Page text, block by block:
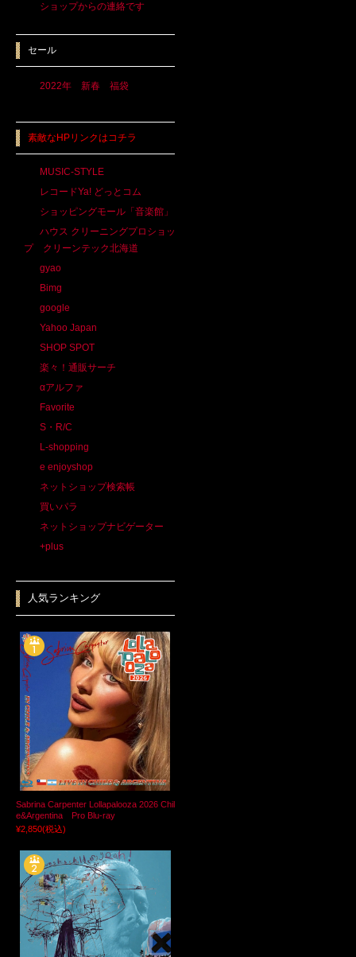
ショップからの連絡です
セール
2022年 新春 福袋
素敵なHPリンクはコチラ
MUSIC-STYLE
レコードYa! どっとコム
ショッピングモール「音楽館」
ハウス クリーニングプロショッ
プ クリーンテック北海道
gyao
Bimg
google
Yahoo Japan
SHOP SPOT
楽々！通販サーチ
αアルファ
Favorite
S・R/C
L-shopping
e enjoyshop
ネットショップ検索帳
買いパラ
ネットショップナビゲーター
+plus
人気ランキング
Sabrina Carpenter Lollapalooza 2026 Chil
e&Argentina Pro Blu-ray
¥2,850(税込)